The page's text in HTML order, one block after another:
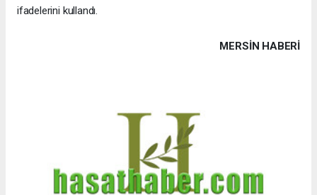
ifadelerini kullandı.
MERSIN HABERİ